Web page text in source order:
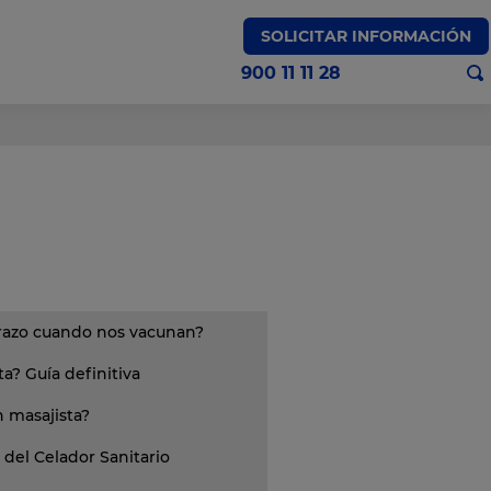
SOLICITAR INFORMACIÓN
900 11 11 28
cuando nos vacunan?
Guía definitiva
masajista?
del Celador Sanitario